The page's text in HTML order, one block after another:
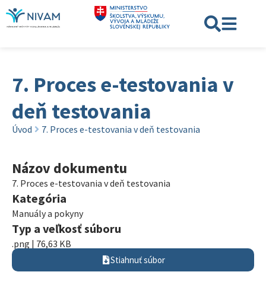
7. Proces e-testovania v
deň testovania
Úvod 7. Proces e-testovania v deň testovania
Názov dokumentu
7. Proces e-testovania v deň testovania
Kategória
Manuály a pokyny
Typ a veľkosť súboru
.png | 76,63 KB
Stiahnuť súbor